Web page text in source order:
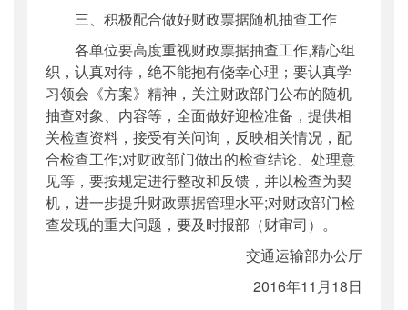
三、积极配合做好财政票据随机抽查工作
各单位要高度重视财政票据抽查工作,精心组
织，认真对待，绝不能抱有侥幸心理；要认真学
习领会《方案》精神，关注财政部门公布的随机
抽查对象、内容等，全面做好迎检准备，提供相
关检查资料，接受有关问询，反映相关情况，配
合检查工作;对财政部门做出的检查结论、处理意
见等，要按规定进行整改和反馈，并以检查为契
机，进一步提升财政票据管理水平;对财政部门检
查发现的重大问题，要及时报部（财审司）。
交通运输部办公厅
2016年11月18日